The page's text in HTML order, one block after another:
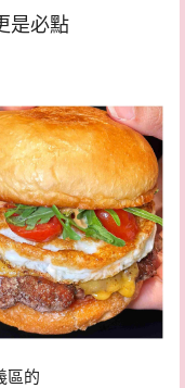
是必點
區的